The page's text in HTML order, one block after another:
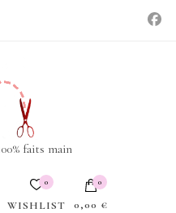
faits main
0
WISHLIST
0
0,00 €